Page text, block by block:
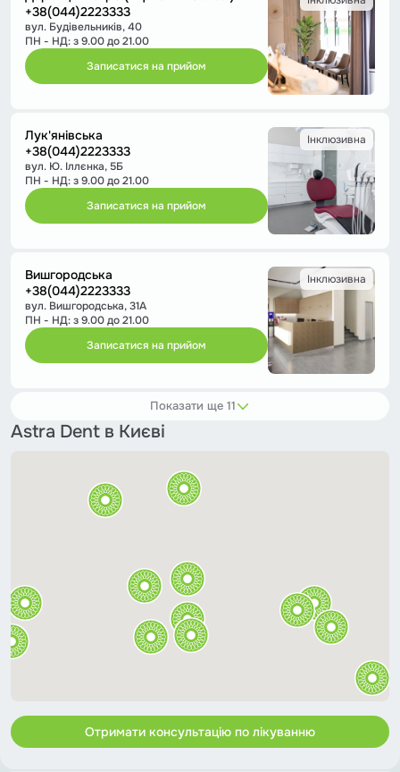
+38(044)2223333
вул. Будівельників, 40
ПН - НД: з 9.00 до 21.00
Записатися на прийом
Лук'янівська
+38(044)2223333
вул. Ю. Іллєнка, 5Б
ПН - НД: з 9.00 до 21.00
Записатися на прийом
Інклюзивна
Вишгородська
+38(044)2223333
вул. Вишгородська, 31А
ПН - НД: з 9.00 до 21.00
Записатися на прийом
Інклюзивна
Показати ще 11
Astra Dent в Києві
Отримати консультацію по лікуванню